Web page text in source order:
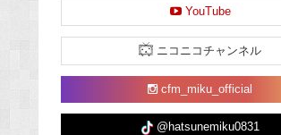
YouTube
ニコニコチャンネル
cfm_miku_official
@hatsunemiku0831